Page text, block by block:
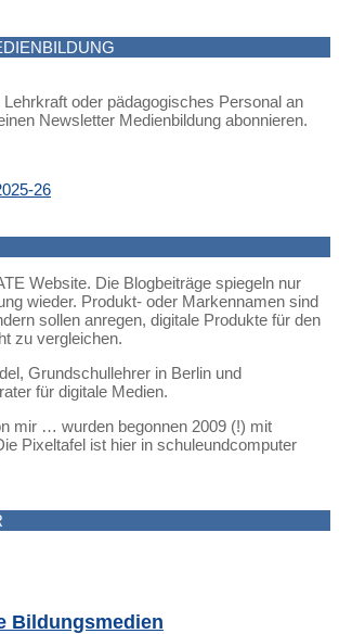
oder pädagogisches Personal an
Newsletter Medienbildung abonnieren.
26
Website. Die Blogbeiträge spiegeln nur
wieder. Produkt- oder Markennamen sind
sollen anregen, digitale Produkte für den
zu vergleichen.
Grundschullehrer in Berlin und
für digitale Medien.
mir … wurden begonnen 2009 (!) mit
Pixeltafel ist hier in schuleundcomputer
Bildungsmedien